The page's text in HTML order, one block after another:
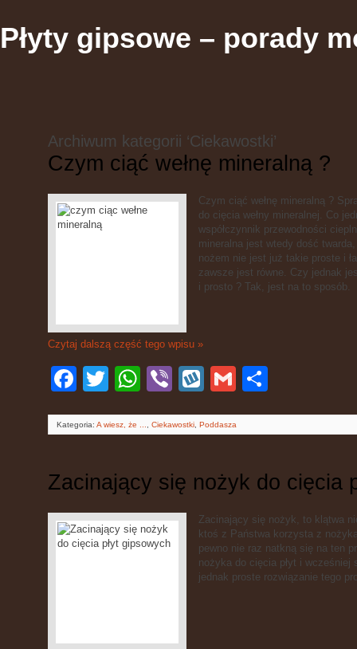
Płyty gipsowe – porady
Archiwum kategorii ‘Ciekawostki’
Czym ciąć wełnę mineralną ?
Czym ciąć wełnę mineralną ?
do cięcia wełny mineralnej. Co
współczynnik przewodności
mineralna jest wtedy dość
nożem nie jest już takie proste i
zawsze jest równe. Czy jednak
i prosto ? Tak, jest na to sposób.
Czytaj dalszą część tego wpisu »
Facebook
Twitter WhatsApp
Viber WykopGmail
Kategoria: A wiesz, że ... Ciekawostki Poddasza
Zacinający się nożyk do cięcia
Zacinający się nożyk, to klątwa
ktoś z Państwa korzysta z
pewno nie raz natkną się na ten
nożyka do cięcia płyt i wcześniej
jednak proste rozwiązanie tego